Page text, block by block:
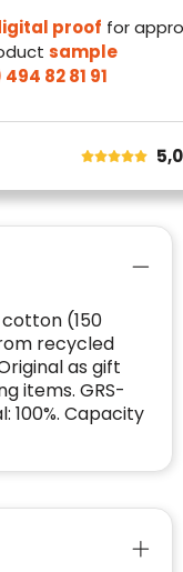
proof for
sample
82 81 91
(150
recycled
as gift
items. GRS-
Capacity
Geverifieerd
Geverifieerd
winkelen
en koopt u
u uw